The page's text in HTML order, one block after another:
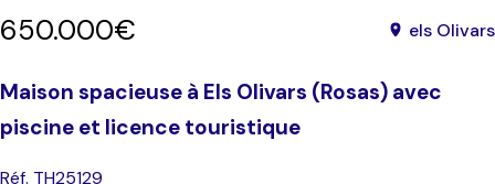
650.000€ els Olivars
Maison spacieuse à Els Olivars (Rosas) avec
piscine et licence touristique
Réf. TH25129